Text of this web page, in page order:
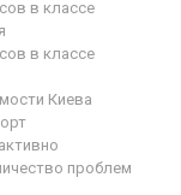
в классе
в классе
Киева
проблем